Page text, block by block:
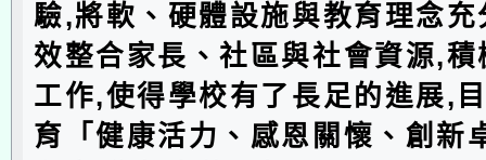
驗,將軟、硬體設施與教育理念
效整合家長、社區與社會資源,
工作,使得學校有了長足的進展,
育「健康活力、感恩關懷、創新